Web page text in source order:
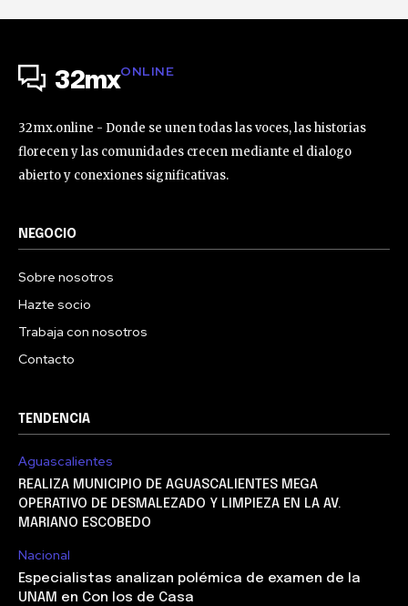
32mxONLINE
32mx.online - Donde se unen todas las voces, las historias
florecen y las comunidades crecen mediante el dialogo
abierto y conexiones significativas.
NEGOCIO
Sobre nosotros
Hazte socio
Trabaja con nosotros
Contacto
TENDENCIA
Aguascalientes
REALIZA MUNICIPIO DE AGUASCALIENTES MEGA
OPERATIVO DE DESMALEZADO Y LIMPIEZA EN LA AV.
MARIANO ESCOBEDO
Nacional
Especialistas analizan polémica de examen de la
UNAM en Con los de Casa